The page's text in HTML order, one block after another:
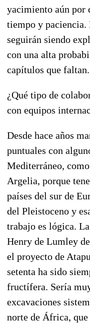
yacimiento aún por
tiempo y paciencia.
seguirán siendo
con una alta
capítulos que faltan.
¿Qué tipo de
con equipos
Desde hace años
puntuales con
Mediterráneo,
Argelia, porque
países del sur de
del Pleistoceno y
trabajo es lógica.
Henry de Lumley
el proyecto de
setenta ha sido
fructífera. Sería
excavaciones
norte de África,